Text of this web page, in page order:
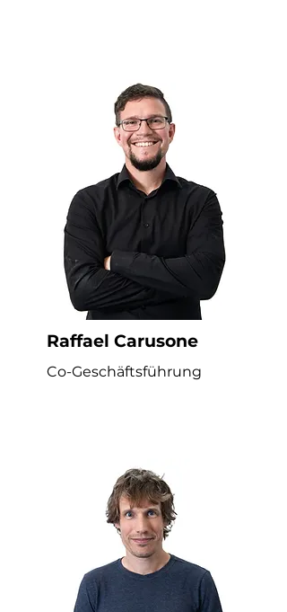
Raffael Carusone
Co-Geschäftsführung